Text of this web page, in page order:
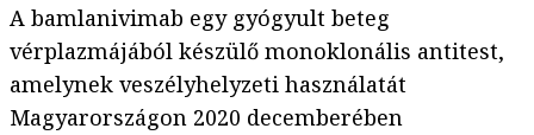
A bamlanivimab egy gyógyult beteg
vérplazmájából készülő monoklonális antitest,
amelynek veszélyhelyzeti használatát
Magyarországon 2020 decemberében